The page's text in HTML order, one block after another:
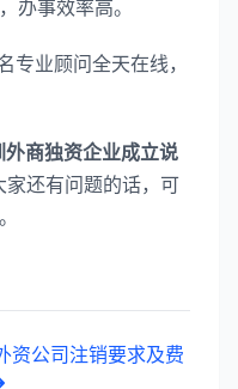
办事效率高。
业顾问全天在线，
外商独资企业成立说
家还有问题的话，可
资公司注销要求及费